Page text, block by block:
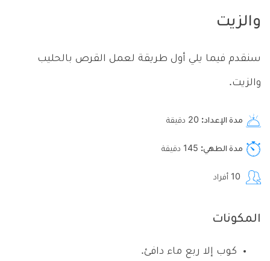
والزيت
سنقدم فيما يلي أول طريقة لعمل القرص بالحليب
والزيت.
مدة الإعداد دقيقة
مدة الطهي دقيقة
أفراد
المكونات
كوب إلا ربع ماء دافئ.